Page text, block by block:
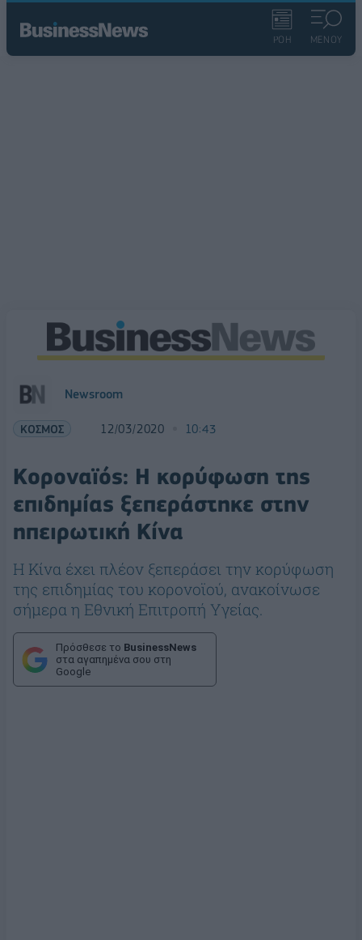
ΡΟΗ ΜΕΝΟΥ
Newsroom
ΚΟΣΜΟΣ 12/03/2020 10:43
Κοροναϊός: Η κορύφωση της
επιδημίας ξεπεράστηκε στην
ηπειρωτική Κίνα
Η Κίνα έχει πλέον ξεπεράσει την κορύφωση
της επιδημίας του κορονοϊού, ανακοίνωσε
σήμερα η Εθνική Επιτροπή Υγείας.
Πρόσθεσε το BusinessNews
στα αγαπημένα σου στη
Google